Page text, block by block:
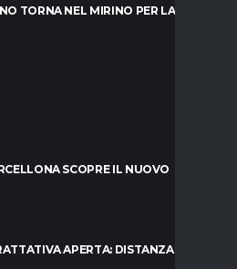
TORNA NEL MIRINO PER LA PORTA
SCOPRE IL NUOVO
APERTA: DISTANZA DI 5